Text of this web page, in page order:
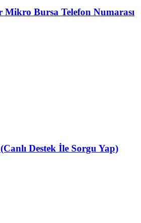
Bursa Telefon Numarası
Destek İle Sorgu Yap)